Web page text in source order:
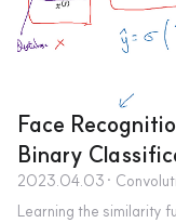
Face
Binary
2023.04.03 ·
Learning the similarity